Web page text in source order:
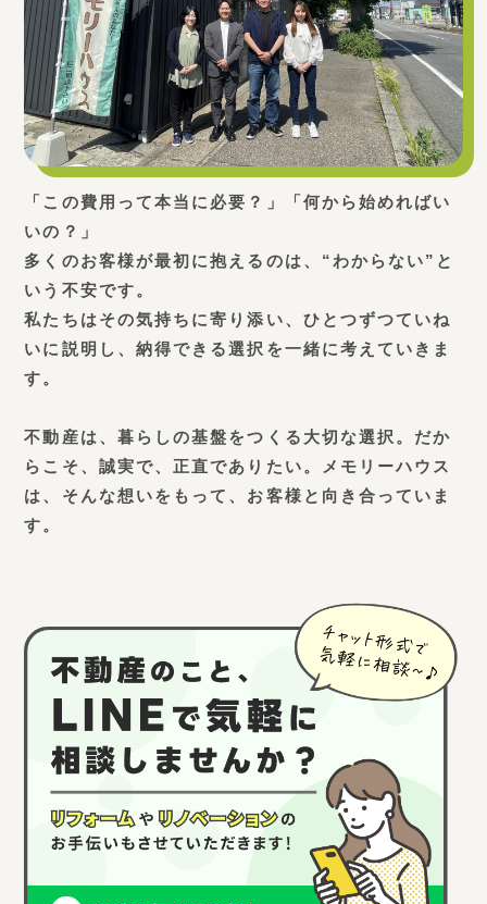
「この費用って本当に必要？」「何から始めればい
いの？」
多くのお客様が最初に抱えるのは、“わからない”と
いう不安です。
私たちはその気持ちに寄り添い、ひとつずつていね
いに説明し、納得できる選択を一緒に考えていきま
す。
不動産は、暮らしの基盤をつくる大切な選択。だか
らこそ、誠実で、正直でありたい。メモリーハウス
は、そんな想いをもって、お客様と向き合っていま
す。